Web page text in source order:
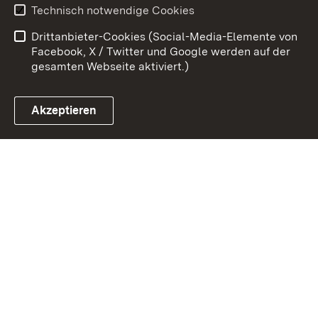
Link zum Landesportal
Datenschutz
Barrierefreiheit
Impressum
Cookies
Technisch notwendige Cookies
Drittanbieter-Cookies (Social-Media-Elemente von
Facebook, X / Twitter und Google werden auf der
gesamten Webseite aktiviert.)
Akzeptieren